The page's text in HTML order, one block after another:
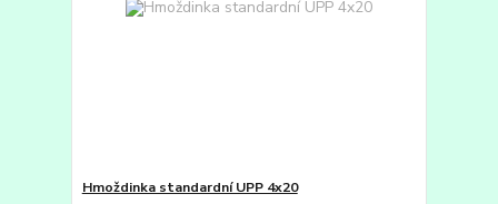
Hmoždinka standardní UPP 4x20